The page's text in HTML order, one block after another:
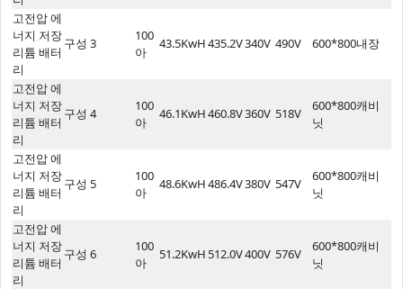
고전압 에
너지 저장
리튬 배터
리
구성 3
100
아
43.5KwH435.2V340V 490V 600*800내장
고전압 에
너지 저장
리튬 배터
리
구성 4
100
아
46.1KwH460.8V360V 518V
600*800캐비
닛
고전압 에
너지 저장
리튬 배터
리
구성 5
100
아
48.6KwH486.4V380V 547V
600*800캐비
닛
고전압 에
너지 저장
리튬 배터
리
구성 6
100
아
51.2KwH 512.0V400V 576V
600*800캐비
닛